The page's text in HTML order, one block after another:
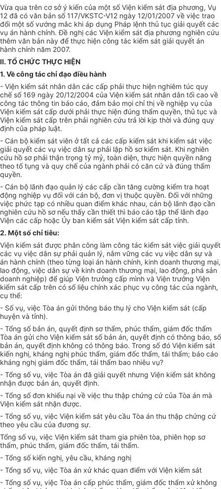
Vừa qua trên cơ sở ý kiến của một số Viện kiểm sát địa phương, Vụ
12 đã có văn bản số 117/VKSTC-V12 ngày 12/01/2007 về việc trao
đổi một số vướng mắc khi áp dụng Pháp lệnh thủ tục giải quyết các
vụ án hành chính. Đề nghị các Viện kiểm sát địa phương nghiên cứu
thêm văn bản này để thực hiện công tác kiểm sát giải quyết án
hành chính năm 2007.
II. TỔ CHỨC THỰC HIỆN
1. Về công tác chỉ đạo điều hành
- Viện kiểm sát nhân dân các cấp phải thực hiện nghiêm túc quy
chế số 169 ngày 20/12/2004 của Viện kiểm sát nhân dân tối cao về
công tác thông tin báo cáo, đảm bảo mọi chỉ thị về nghiệp vụ của
Viện kiểm sát cấp dưới phải thực hiện đúng thẩm quyền, thủ tục và
Viện kiểm sát cấp trên phải nghiên cứu trả lời kịp thời và đúng quy
định của pháp luật.
- Cán bộ kiểm sát viên ở tất cả các cấp kiểm sát khi kiểm sát việc
giải quyết các vụ việc dân sự phải lập hồ sơ kiểm sát. Khi nghiên
cứu hồ sơ phải thận trọng tỷ mỷ, toàn diện, thực hiện quyền năng
theo tố tụng và quy chế của ngành phải có căn cứ và đúng thẩm
quyền.
- Cán bộ lãnh đạo quản lý các cấp cần tăng cường kiểm tra hoạt
động nghiệp vụ đối với cán bộ, đơn vị thuộc quyền. Đối với những
việc phức tạp có nhiều quan điểm khác nhau, cán bộ lãnh đạo cần
nghiên cứu hồ sơ nếu thấy cần thiết thì báo cáo tập thể lãnh đạo
Viện các cấp hoặc Ủy ban kiểm sát Viện kiểm sát cấp tỉnh.
2. Một số chỉ tiêu:
Viện kiểm sát được phân công làm công tác kiểm sát việc giải quyết
các vụ việc dân sự phải quản lý, nắm vững các vụ việc dân sự và
án hành chính (theo từng loại án hành chính, kinh doanh thương mại,
lao động, việc dân sự về kinh doanh thương mại, lao động, phá sản
doanh nghiệp) để giúp Viện trưởng cấp mình và Viện trưởng Viện
kiểm sát cấp trên có số liệu chính xác phục vụ công tác của ngành,
cụ thể:
- Số vụ, việc Tòa án gửi thông báo thụ lý cho Viện kiểm sát (cấp
huyện và tỉnh).
- Tổng số bản án, quyết định sơ thẩm, phúc thẩm, giám đốc thẩm
Tòa án gửi cho Viện kiểm sát số bản án, quyết định có thông báo, số
bản án, quyết định không có thông báo. Trong số đó Viện kiểm sát
kiến nghị, kháng nghị phúc thẩm, giám đốc thẩm, tái thẩm; báo cáo
kháng nghị giám đốc thẩm, tái thẩm bao nhiêu vụ?
- Tổng số vụ, việc Tòa án đã giải quyết nhưng Viện kiểm sát không
nhận được bản án, quyết định.
- Tổng số đơn khiếu nại về việc thu thập chứng cứ của Tòa án mà
Viện kiểm sát nhận được.
- Tổng số vụ, việc Viện kiểm sát yêu cầu Tòa án thu thập chứng cứ
theo yêu cầu của đương sự.
Tổng số vụ, việc Viện kiểm sát tham gia phiên tòa, phiên họp sơ
thẩm, phúc thẩm, giám đốc thẩm, tái thẩm.
- Tổng số kiến nghị, yêu cầu, kháng nghị
- Tổng số vụ, việc Tòa án xử khác quan điểm với Viện kiểm sát
- Tổng số vụ, việc Tòa án cấp phúc thẩm, giám đốc thẩm xử không